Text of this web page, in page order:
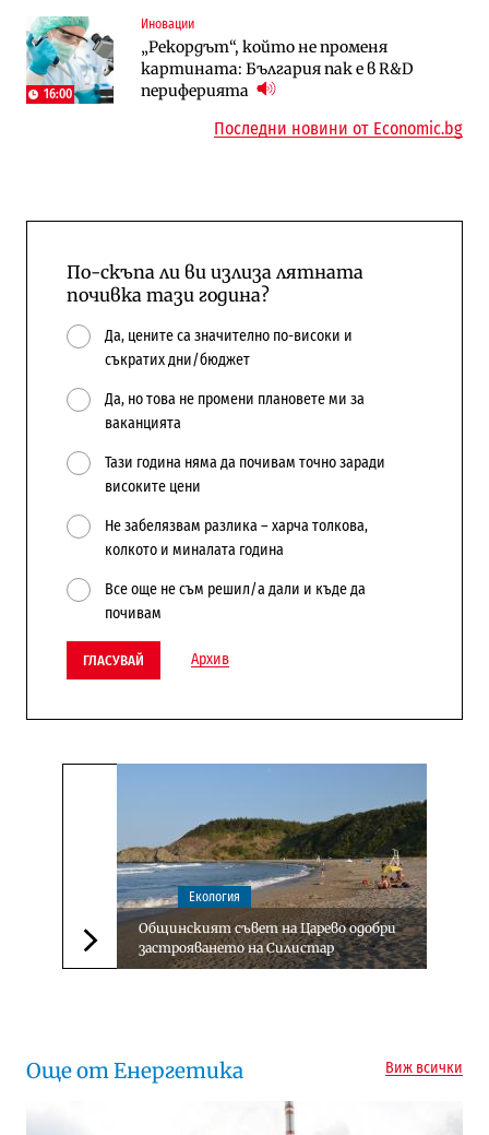
16:00
Иновации
„Рекордът“, който не променя
картината: България пак е в R&D
периферията
Digi&AI
Трафикът толкова е намалял, че големи
медии обмислят да се откажат
напълно от Google
Компании
„Ендуросат“ ще строи огромен
космически и отбранителен център в
Доброславци
Последни новини от Economic.bg
По-скъпа ли ви излиза лятната
почивка тази година?
Да, цените са значително по-високи и
съкратих дни/бюджет
Да, но това не промени плановете ми за
ваканцията
Тази година няма да почивам точно заради
високите цени
Не забелязвам разлика – харча толкова,
колкото и миналата година
Все още не съм решил/а дали и къде да
почивам
ГЛАСУВАЙ Архив
Следваща новина
Екология
Общинският съвет на Царево одобри
застрояването на Силистар
Още от Енергетика Виж всички